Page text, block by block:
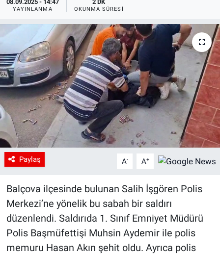
08.09.2025 - 14:47
YAYINLANMA
2 DK
OKUNMA SÜRESI
Paylaş A- A+
Balçova ilçesinde bulunan Salih İşgören Polis
Merkezi’ne yönelik bu sabah bir saldırı
düzenlendi. Saldırıda 1. Sınıf Emniyet Müdürü
Polis Başmüfettişi Muhsin Aydemir ile polis
memuru Hasan Akın şehit oldu. Ayrıca polis